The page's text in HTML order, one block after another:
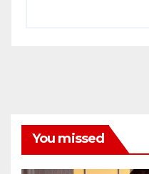
You missed